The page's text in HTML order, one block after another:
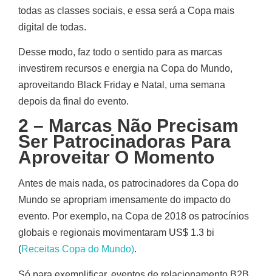
todas as classes sociais, e essa será a Copa mais
digital de todas.
Desse modo, faz todo o sentido para as marcas
investirem recursos e energia na Copa do Mundo,
aproveitando Black Friday e Natal, uma semana
depois da final do evento.
2 – Marcas Não Precisam
Ser Patrocinadoras Para
Aproveitar O Momento
Antes de mais nada, os patrocinadores da Copa do
Mundo se apropriam imensamente do impacto do
evento. Por exemplo, na Copa de 2018 os patrocínios
globais e regionais movimentaram US$ 1.3 bi
(Receitas Copa do Mundo).